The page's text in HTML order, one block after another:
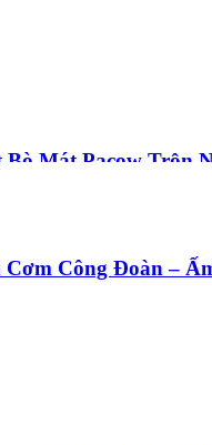
Mát Pacow Trộn
Cơm Công Đoàn –